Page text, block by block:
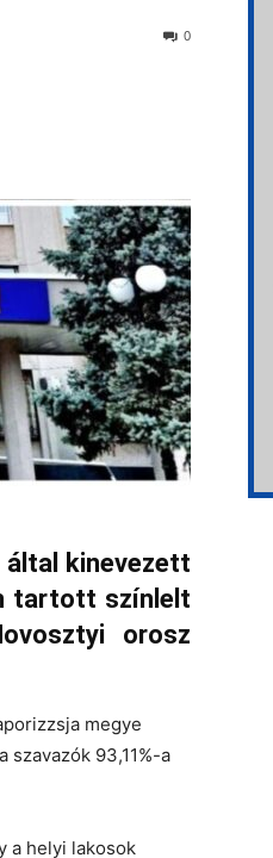
0
kinevezett
tartott színlelt
orosz
megye
szavazók 93,11%-a
a helyi lakosok